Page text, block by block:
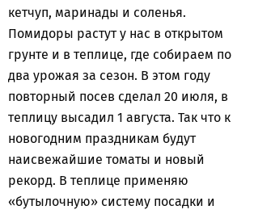
кетчуп, маринады и соленья.
Помидоры растут у нас в открытом
грунте и в теплице, где собираем по
два урожая за сезон. В этом году
повторный посев сделал 20 июля, в
теплицу высадил 1 августа. Так что к
новогодним праздникам будут
наисвежайшие томаты и новый
рекорд. В теплице применяю
«бутылочную» систему посадки и